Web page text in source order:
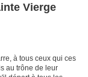
Vierge
à tous ceux qui ces
au trône de leur